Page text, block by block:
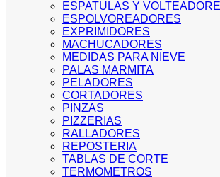
ESPATULAS Y
ESPOLVOREADORES
EXPRIMIDORES
MACHUCADORES
MEDIDAS PARA NIEVE
PALAS MARMITA
PELADORES
CORTADORES
PINZAS
PIZZERIAS
RALLADORES
REPOSTERIA
TABLAS DE CORTE
TERMOMETROS